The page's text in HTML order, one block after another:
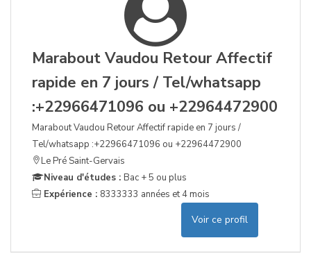
Marabout Vaudou Retour Affectif
rapide en 7 jours / Tel/whatsapp
:+22966471096 ou +22964472900
Marabout Vaudou Retour Affectif rapide en 7 jours /
Tel/whatsapp :+22966471096 ou +22964472900
Le Pré Saint-Gervais
Niveau d'études : Bac + 5 ou plus
Expérience : 8333333 années et 4 mois
Voir ce profil